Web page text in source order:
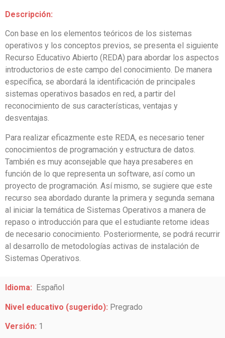
Descripción:
Con base en los elementos teóricos de los sistemas
operativos y los conceptos previos, se presenta el siguiente
Recurso Educativo Abierto (REDA) para abordar los aspectos
introductorios de este campo del conocimiento. De manera
específica, se abordará la identificación de principales
sistemas operativos basados en red, a partir del
reconocimiento de sus características, ventajas y
desventajas.
Para realizar eficazmente este REDA, es necesario tener
conocimientos de programación y estructura de datos.
También es muy aconsejable que haya presaberes en
función de lo que representa un software, así como un
proyecto de programación. Así mismo, se sugiere que este
recurso sea abordado durante la primera y segunda semana
al iniciar la temática de Sistemas Operativos a manera de
repaso o introducción para que el estudiante retome ideas
de necesario conocimiento. Posteriormente, se podrá recurrir
al desarrollo de metodologías activas de instalación de
Sistemas Operativos.
Idioma: Español
Nivel educativo (sugerido): Pregrado
Versión: 1